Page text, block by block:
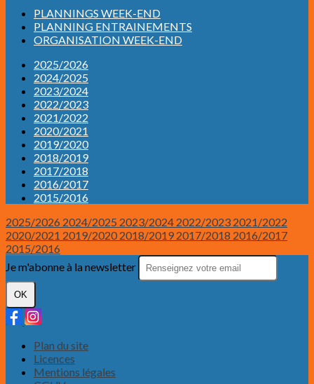
PLANNINGS WEEK-END
PLANNING ENTRAINEMENTS
ORGANISATION WEEK-END
2025/2026
2024/2025
2023/2024
2022/2023
2021/2022
2020/2021
2019/2020
2018/2019
2017/2018
2016/2017
2015/2016
2025/2026 2024/2025 2023/2024 2022/2023 2021/2022
2020/2021 2019/2020 2018/2019 2017/2018 2016/2017
2015/2016
Je m'abonne à la newsletter
OK
Plan du site
Licences
Mentions légales